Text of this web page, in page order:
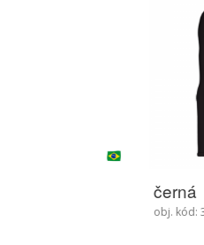
obj. kód: 301506.9000